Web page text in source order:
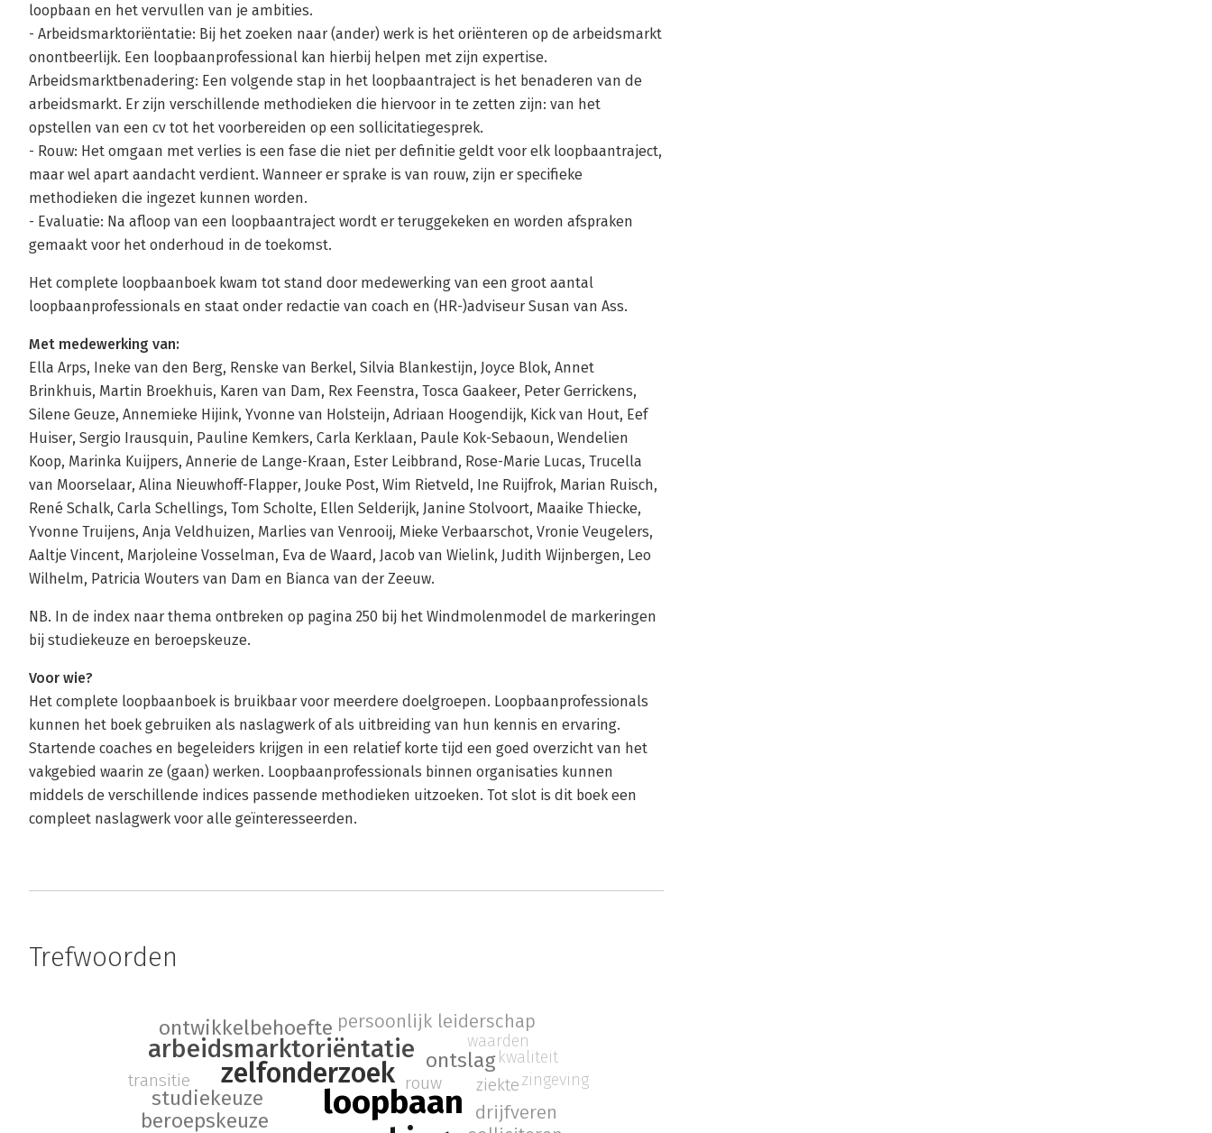
loopbaan en het vervullen van je ambities.
- Arbeidsmarktoriëntatie: Bij het zoeken naar (ander) werk is het oriënteren op de arbeidsmarkt
onontbeerlijk. Een loopbaanprofessional kan hierbij helpen met zijn expertise.
Arbeidsmarktbenadering: Een volgende stap in het loopbaantraject is het benaderen van de
arbeidsmarkt. Er zijn verschillende methodieken die hiervoor in te zetten zijn: van het
opstellen van een cv tot het voorbereiden op een sollicitatiegesprek.
- Rouw: Het omgaan met verlies is een fase die niet per definitie geldt voor elk loopbaantraject,
maar wel apart aandacht verdient. Wanneer er sprake is van rouw, zijn er specifieke
methodieken die ingezet kunnen worden.
- Evaluatie: Na afloop van een loopbaantraject wordt er teruggekeken en worden afspraken
gemaakt voor het onderhoud in de toekomst.
Het complete loopbaanboek kwam tot stand door medewerking van een groot aantal
loopbaanprofessionals en staat onder redactie van coach en (HR-)adviseur Susan van Ass.
Met medewerking van:
Ella Arps, Ineke van den Berg, Renske van Berkel, Silvia Blankestijn, Joyce Blok, Annet
Brinkhuis, Martin Broekhuis, Karen van Dam, Rex Feenstra, Tosca Gaakeer, Peter Gerrickens,
Silene Geuze, Annemieke Hijink, Yvonne van Holsteijn, Adriaan Hoogendijk, Kick van Hout, Eef
Huiser, Sergio Irausquin, Pauline Kemkers, Carla Kerklaan, Paule Kok-Sebaoun, Wendelien
Koop, Marinka Kuijpers, Annerie de Lange-Kraan, Ester Leibbrand, Rose-Marie Lucas, Trucella
van Moorselaar, Alina Nieuwhoff-Flapper, Jouke Post, Wim Rietveld, Ine Ruijfrok, Marian Ruisch,
René Schalk, Carla Schellings, Tom Scholte, Ellen Selderijk, Janine Stolvoort, Maaike Thiecke,
Yvonne Truijens, Anja Veldhuizen, Marlies van Venrooij, Mieke Verbaarschot, Vronie Veugelers,
Aaltje Vincent, Marjoleine Vosselman, Eva de Waard, Jacob van Wielink, Judith Wijnbergen, Leo
Wilhelm, Patricia Wouters van Dam en Bianca van der Zeeuw.
NB. In de index naar thema ontbreken op pagina 250 bij het Windmolenmodel de markeringen
bij studiekeuze en beroepskeuze.
Voor wie?
Het complete loopbaanboek is bruikbaar voor meerdere doelgroepen. Loopbaanprofessionals
kunnen het boek gebruiken als naslagwerk of als uitbreiding van hun kennis en ervaring.
Startende coaches en begeleiders krijgen in een relatief korte tijd een goed overzicht van het
vakgebied waarin ze (gaan) werken. Loopbaanprofessionals binnen organisaties kunnen
middels de verschillende indices passende methodieken uitzoeken. Tot slot is dit boek een
compleet naslagwerk voor alle geïnteresseerden.
Trefwoorden
loopbaan
zelfonderzoek
arbeidsmarktoriëntatie
beroepskeuze
ontslag
studiekeuze
ontwikkelbehoefte
drijfveren
persoonlijk leiderschap
rouw
transitie ziekte
waarden
kwaliteit
zingeving